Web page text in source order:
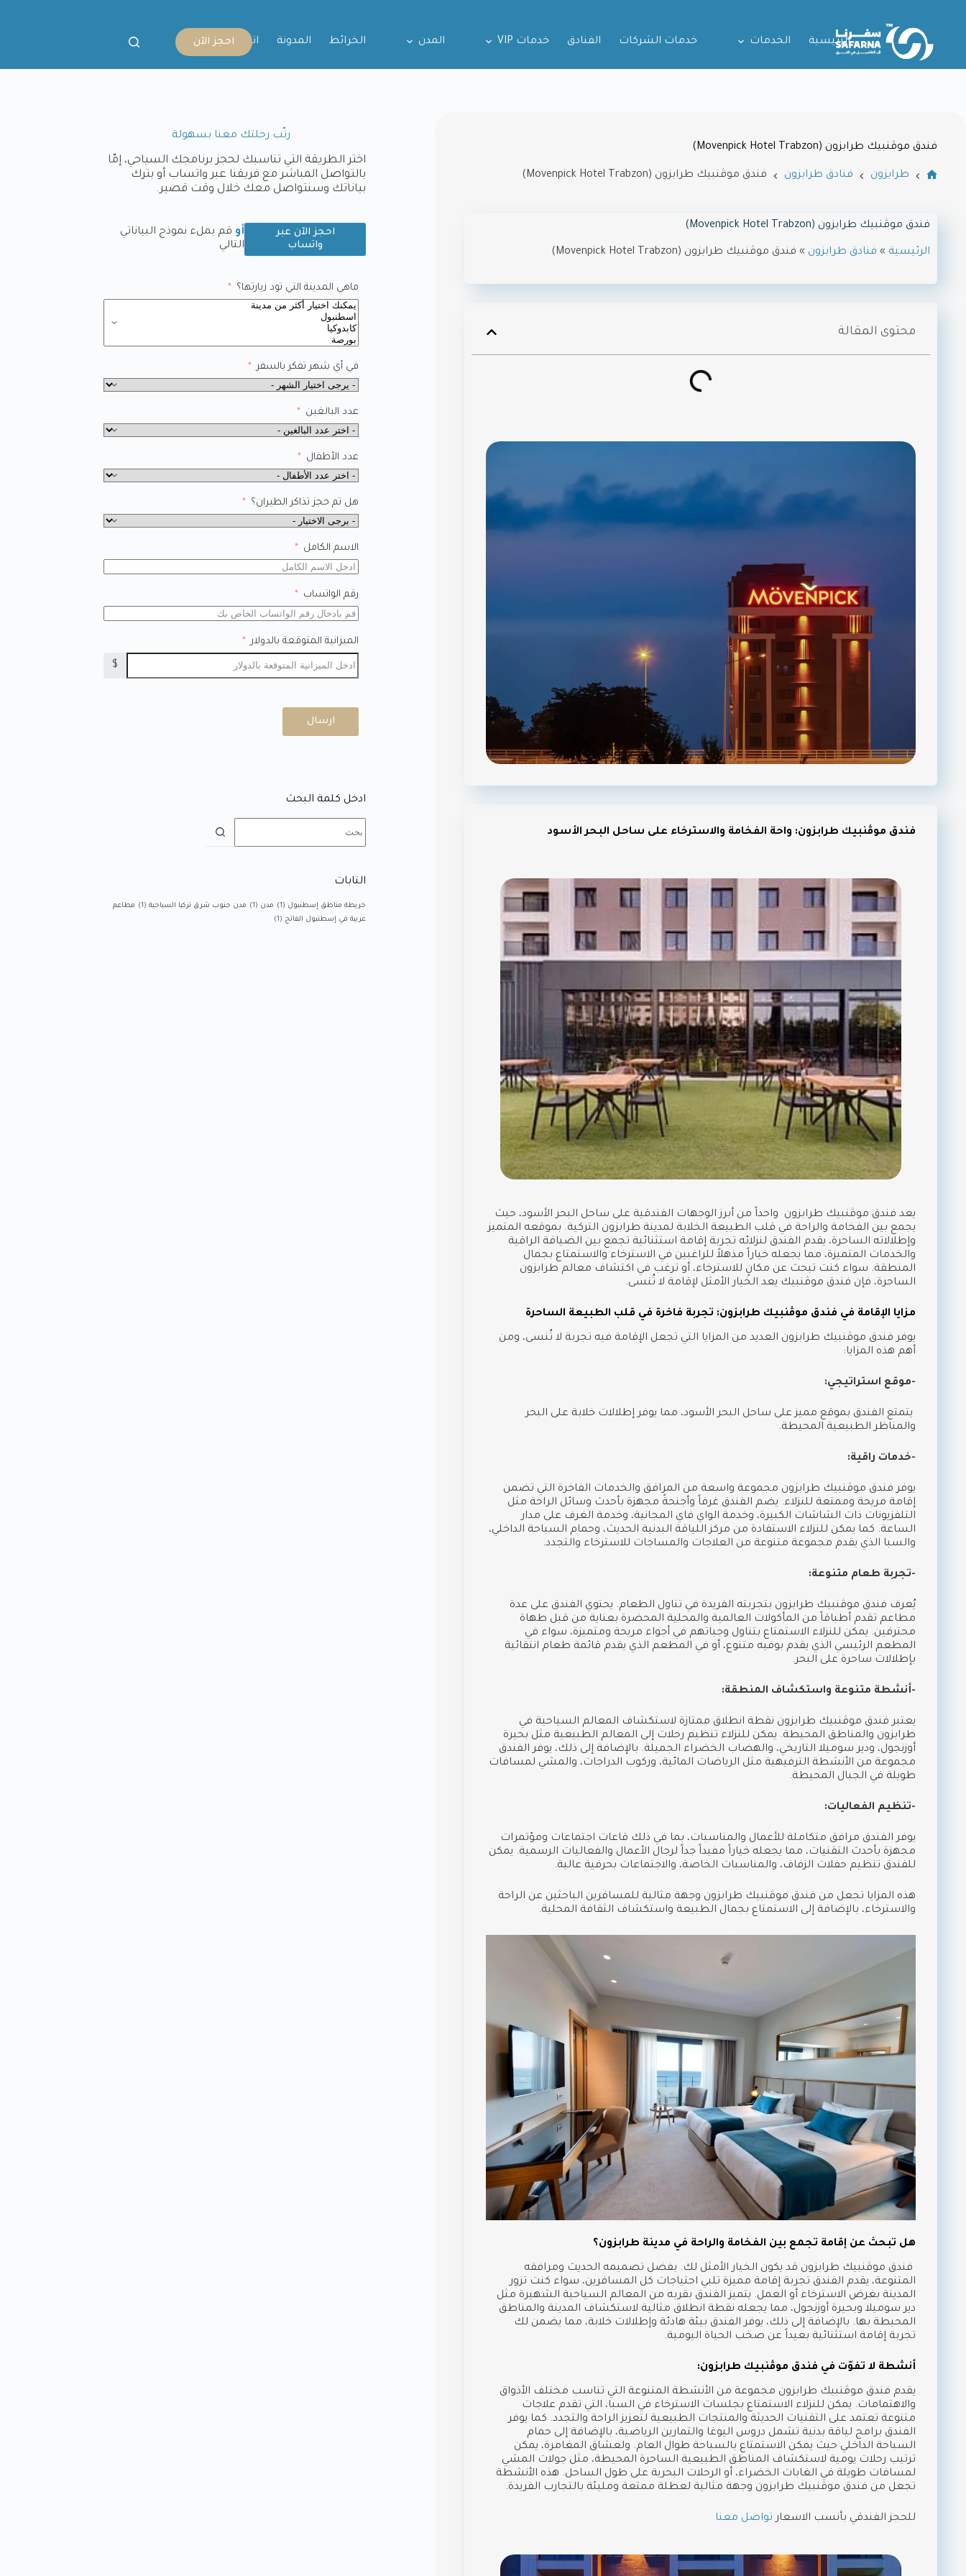
الرئيسية الخدمات خدمات الشركات الفنادق خدمات VIP المدن الخرائط المدونة اتصل بنااحجز الآن
فندق موڤنبيك طرابزون (Movenpick Hotel Trabzon)
طرابزون فنادق طرابزون فندق موڤنبيك طرابزون (Movenpick Hotel Trabzon)
فندق موڤنبيك طرابزون (Movenpick Hotel Trabzon)
الرئيسية » فنادق طرابزون » فندق موڤنبيك طرابزون (Movenpick Hotel Trabzon)
محتوى المقالة
فندق موڤنبيك طرابزون: واحة الفخامة والاسترخاء على ساحل البحر الأسود
يعد فندق موڤنبيك طرابزون واحداً من أبرز الوجهات الفندقية على ساحل البحر الأسود، حيث
يجمع بين الفخامة والراحة في قلب الطبيعة الخلابة لمدينة طرابزون التركية. بموقعه المتميز
وإطلالاته الساحرة، يقدم الفندق لنزلائه تجربة إقامة استثنائية تجمع بين الضيافة الراقية
والخدمات المتميزة، مما يجعله خياراً مذهلاً للراغبين في الاسترخاء والاستمتاع بجمال
المنطقة. سواء كنت تبحث عن مكانٍ للاسترخاء، أو ترغب في اكتشاف معالم طرابزون
الساحرة، فإن فندق موڤنبيك يعد الخيار الأمثل لإقامة لا تُنسى.
مزايا الإقامة في فندق موڤنبيك طرابزون: تجربة فاخرة في قلب الطبيعة الساحرة
يوفر فندق موڤنبيك طرابزون العديد من المزايا التي تجعل الإقامة فيه تجربة لا تُنسى، ومن
أهم هذه المزايا:
-موقع استراتيجي:
يتمتع الفندق بموقع مميز على ساحل البحر الأسود، مما يوفر إطلالات خلابة على البحر
والمناظر الطبيعية المحيطة.
-خدمات راقية:
يوفر فندق موڤنبيك طرابزون مجموعة واسعة من المرافق والخدمات الفاخرة التي تضمن
إقامة مريحة وممتعة للنزلاء. يضم الفندق غرفاً وأجنحةً مجهزة بأحدث وسائل الراحة مثل
التلفزيونات ذات الشاشات الكبيرة، وخدمة الواي فاي المجانية، وخدمة الغرف على مدار
الساعة. كما يمكن للنزلاء الاستفادة من مركز اللياقة البدنية الحديث، وحمام السباحة الداخلي،
والسبا الذي يقدم مجموعة متنوعة من العلاجات والمساجات للاسترخاء والتجدد.
-تجربة طعام متنوعة:
يُعرف فندق موڤنبيك طرابزون بتجربته الفريدة في تناول الطعام. يحتوي الفندق على عدة
مطاعم تقدم أطباقاً من المأكولات العالمية والمحلية المحضرة بعناية من قبل طهاة
محترفين. يمكن للنزلاء الاستمتاع بتناول وجباتهم في أجواء مريحة ومتميزة، سواء في
المطعم الرئيسي الذي يقدم بوفيه متنوع، أو في المطعم الذي يقدم قائمة طعام انتقائية
بإطلالات ساحرة على البحر.
-أنشطة متنوعة واستكشاف المنطقة:
يعتبر فندق موڤنبيك طرابزون نقطة انطلاق ممتازة لاستكشاف المعالم السياحية في
طرابزون والمناطق المحيطة. يمكن للنزلاء تنظيم رحلات إلى المعالم الطبيعية مثل بحيرة
أوزنجول، ودير سوميلا التاريخي، والهضاب الخضراء الجميلة. بالإضافة إلى ذلك، يوفر الفندق
مجموعة من الأنشطة الترفيهية مثل الرياضات المائية، وركوب الدراجات، والمشي لمسافات
طويلة في الجبال المحيطة.
-تنظيم الفعاليات:
يوفر الفندق مرافق متكاملة للأعمال والمناسبات، بما في ذلك قاعات اجتماعات ومؤتمرات
مجهزة بأحدث التقنيات، مما يجعله خياراً مفيداً جداً لرجال الأعمال والفعاليات الرسمية. يمكن
للفندق تنظيم حفلات الزفاف، والمناسبات الخاصة، والاجتماعات بحرفية عالية.
هذه المزايا تجعل من فندق موڤنبيك طرابزون وجهة مثالية للمسافرين الباحثين عن الراحة
والاسترخاء، بالإضافة إلى الاستمتاع بجمال الطبيعة واستكشاف الثقافة المحلية.
هل تبحث عن إقامة تجمع بين الفخامة والراحة في مدينة طرابزون؟
فندق موڤنبيك طرابزون قد يكون الخيار الأمثل لك. بفضل تصميمه الحديث ومرافقه
المتنوعة، يقدم الفندق تجربة إقامة مميزة تلبي احتياجات كل المسافرين، سواء كنت تزور
المدينة بغرض الاسترخاء أو العمل. يتميز الفندق بقربه من المعالم السياحية الشهيرة مثل
دير سوميلا وبحيرة أوزنجول، مما يجعله نقطة انطلاق مثالية لاستكشاف المدينة والمناطق
المحيطة بها. بالإضافة إلى ذلك، يوفر الفندق بيئة هادئة وإطلالات خلابة، مما يضمن لك
تجربة إقامة استثنائية بعيداً عن صخب الحياة اليومية.
أنشطة لا تفوّت في فندق موڤنبيك طرابزون:
يقدم فندق موڤنبيك طرابزون مجموعة من الأنشطة المتنوعة التي تناسب مختلف الأذواق
والاهتمامات. يمكن للنزلاء الاستمتاع بجلسات الاسترخاء في السبا، التي تقدم علاجات
متنوعة تعتمد على التقنيات الحديثة والمنتجات الطبيعية لتعزيز الراحة والتجدد. كما يوفر
الفندق برامج لياقة بدنية تشمل دروس اليوغا والتمارين الرياضية، بالإضافة إلى حمام
السباحة الداخلي حيث يمكن الاستمتاع بالسباحة طوال العام. ولعشاق المغامرة، يمكن
ترتيب رحلات يومية لاستكشاف المناطق الطبيعية الساحرة المحيطة، مثل جولات المشي
لمسافات طويلة في الغابات الخضراء، أو الرحلات البحرية على طول الساحل. هذه الأنشطة
تجعل من فندق موڤنبيك طرابزون وجهة مثالية لعطلة ممتعة ومليئة بالتجارب الفريدة.
للحجز الفندقي بأنسب الاسعار تواصل معنا
رتّب رحلتك معنا بسهولة
اختر الطريقة التي تناسبك لحجز برنامجك السياحي، إمّا
بالتواصل المباشر مع فريقنا عبر واتساب أو بترك
بياناتك وسنتواصل معك خلال وقت قصير.
احجز الآن عبر
واتساب
أو قم بملء نموذج البياناتي
التالي
ماهي المدينة التي تود زيارتها؟
في أي شهر تفكر بالسفر
عدد البالغين
عدد الأطفال
هل تم حجز تذاكر الطيران؟
الاسم الكامل
رقم الواتساب
الميزانية المتوقعة بالدولار
$
ارسال
ادخل كلمة البحث
التابات
خريطة مناطق إسطنبول (1) مدن (1) مدن جنوب شرق تركيا السياحية(1)
مطاعم
عربية في إسطنبول الفاتح (1)